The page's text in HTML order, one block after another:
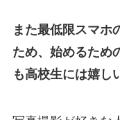
また最低限スマホ
ため、始めるため
も高校生には嬉し